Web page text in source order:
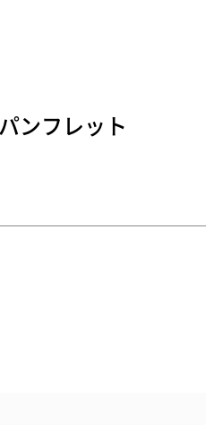
ンフレット